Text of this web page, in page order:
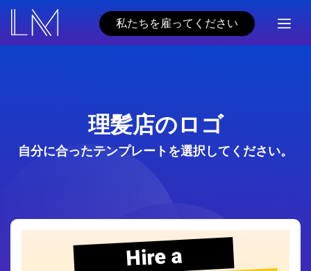
私たちを雇ってください
理髪店のロゴ
自分に合ったテンプレートを選択してください。
Hire a